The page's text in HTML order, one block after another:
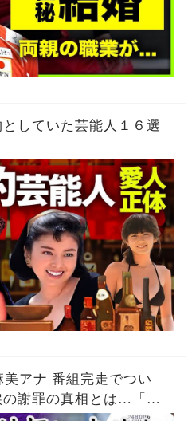
としていた芸能人１６選
美アナ 番組完走でつい
の謝罪の真相とは…「も